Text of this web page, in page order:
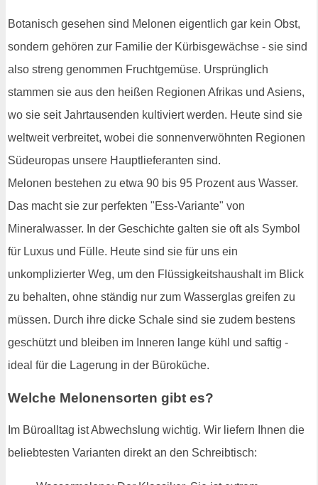
Botanisch gesehen sind Melonen eigentlich gar kein Obst,
sondern gehören zur Familie der Kürbisgewächse - sie sind
also streng genommen Fruchtgemüse. Ursprünglich
stammen sie aus den heißen Regionen Afrikas und Asiens,
wo sie seit Jahrtausenden kultiviert werden. Heute sind sie
weltweit verbreitet, wobei die sonnenverwöhnten Regionen
Südeuropas unsere Hauptlieferanten sind.
Melonen bestehen zu etwa 90 bis 95 Prozent aus Wasser.
Das macht sie zur perfekten "Ess-Variante" von
Mineralwasser. In der Geschichte galten sie oft als Symbol
für Luxus und Fülle. Heute sind sie für uns ein
unkomplizierter Weg, um den Flüssigkeitshaushalt im Blick
zu behalten, ohne ständig nur zum Wasserglas greifen zu
müssen. Durch ihre dicke Schale sind sie zudem bestens
geschützt und bleiben im Inneren lange kühl und saftig -
ideal für die Lagerung in der Büroküche.
Welche Melonensorten gibt es?
Im Büroalltag ist Abwechslung wichtig. Wir liefern Ihnen die
beliebtesten Varianten direkt an den Schreibtisch: